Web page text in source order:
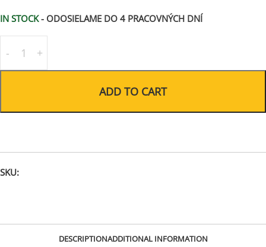
IN STOCK- ODOSIELAME DO 4 PRACOVNÝCH DNÍ
ADD TO CART
SKU:
DESCRIPTIONADDITIONAL INFORMATION